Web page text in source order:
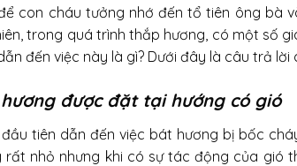
con cháu tưởng nhớ đến tổ tiên ông bà
trong quá trình thắp hương, có một số
đến việc này là gì? Dưới đây là câu trả lời
được đặt tại hướng có gió
tiên dẫn đến việc bát hương bị bốc
rất nhỏ nhưng khi có sự tác động của gió